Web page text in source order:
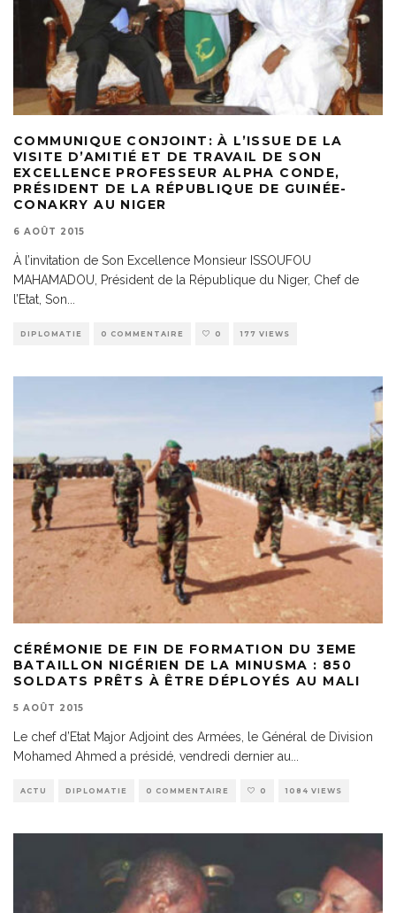
COMMUNIQUE CONJOINT: À L’ISSUE DE LA
VISITE D’AMITIÉ ET DE TRAVAIL DE SON
EXCELLENCE PROFESSEUR ALPHA CONDE,
PRÉSIDENT DE LA RÉPUBLIQUE DE GUINÉE-
CONAKRY AU NIGER
6 AOÛT 2015
À l’invitation de Son Excellence Monsieur ISSOUFOU
MAHAMADOU, Président de la République du Niger, Chef de
l’Etat, Son...
DIPLOMATIE 0 COMMENTAIRE 0 177 VIEWS
CÉRÉMONIE DE FIN DE FORMATION DU 3EME
BATAILLON NIGÉRIEN DE LA MINUSMA : 850
SOLDATS PRÊTS À ÊTRE DÉPLOYÉS AU MALI
5 AOÛT 2015
Le chef d’Etat Major Adjoint des Armées, le Général de Division
Mohamed Ahmed a présidé, vendredi dernier au
ACTU DIPLOMATIE 0 COMMENTAIRE 0 1084 VIEWS